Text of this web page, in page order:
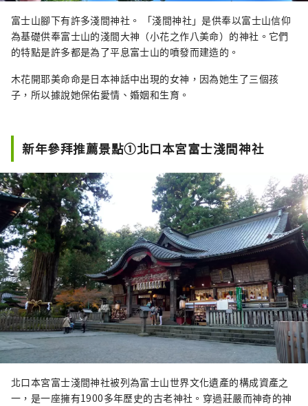
富士山腳下有許多淺間神社。 「淺間神社」是供奉以富士山信仰
為基礎供奉富士山的淺間大神（小花之作八美命）的神社。它們
的特點是許多都是為了平息富士山的噴發而建造的。
木花開耶美命命是日本神話中出現的女神，因為她生了三個孩
子，所以據說她保佑愛情、婚姻和生育。
新年參拜推薦景點①北口本宮富士淺間神社
北口本宮富士淺間神社被列為富士山世界文化遺產的構成資產之
一，是一座擁有1900多年歷史的古老神社。穿過莊嚴而神奇的神